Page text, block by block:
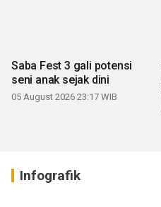
Saba Fest 3 gali potensi
seni anak sejak dini
05 August 2026 23:17 WIB
Infografik